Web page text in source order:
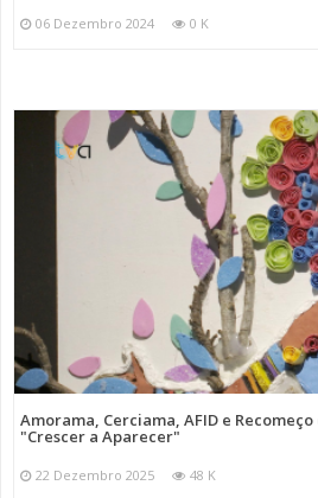
06 Dezembro 2024 0 K
Amorama, Cerciama, AFID e
"Crescer a Aparecer"
22 Dezembro 2025 48 K